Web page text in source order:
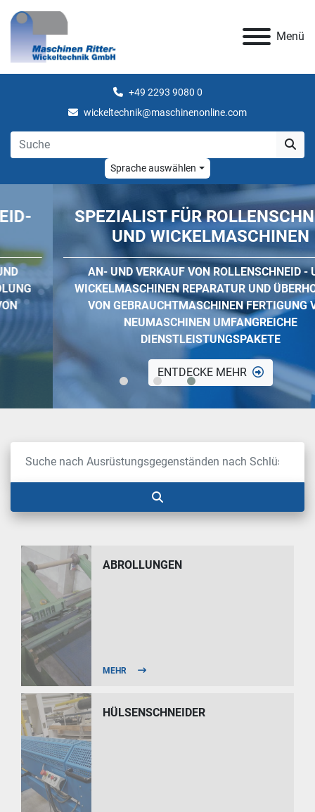
Menü
+49 2293 9080 0
wickeltechnik@maschinenonline.com
Sprache auswählen
SPEZIALIST FÜR ROLLENSCHNEID-
UND WICKELMASCHINEN
AN- UND VERKAUF VON ROLLENSCHNEID - UND
WICKELMASCHINEN REPARATUR UND ÜBERHOLUNG
VON GEBRAUCHTMASCHINEN FERTIGUNG VON
NEUMASCHINEN UMFANGREICHE
DIENSTLEISTUNGSPAKETE
ENTDECKE MEHR
ABROLLUNGEN
MEHR
HÜLSENSCHNEIDER